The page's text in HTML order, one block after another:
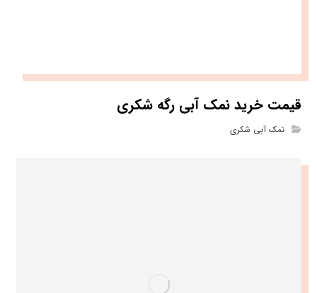
قیمت خرید نمک آبی رگه شکری
نمک آبی شکری